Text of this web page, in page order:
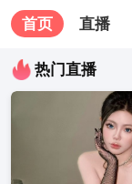
首页 直播
热门直播